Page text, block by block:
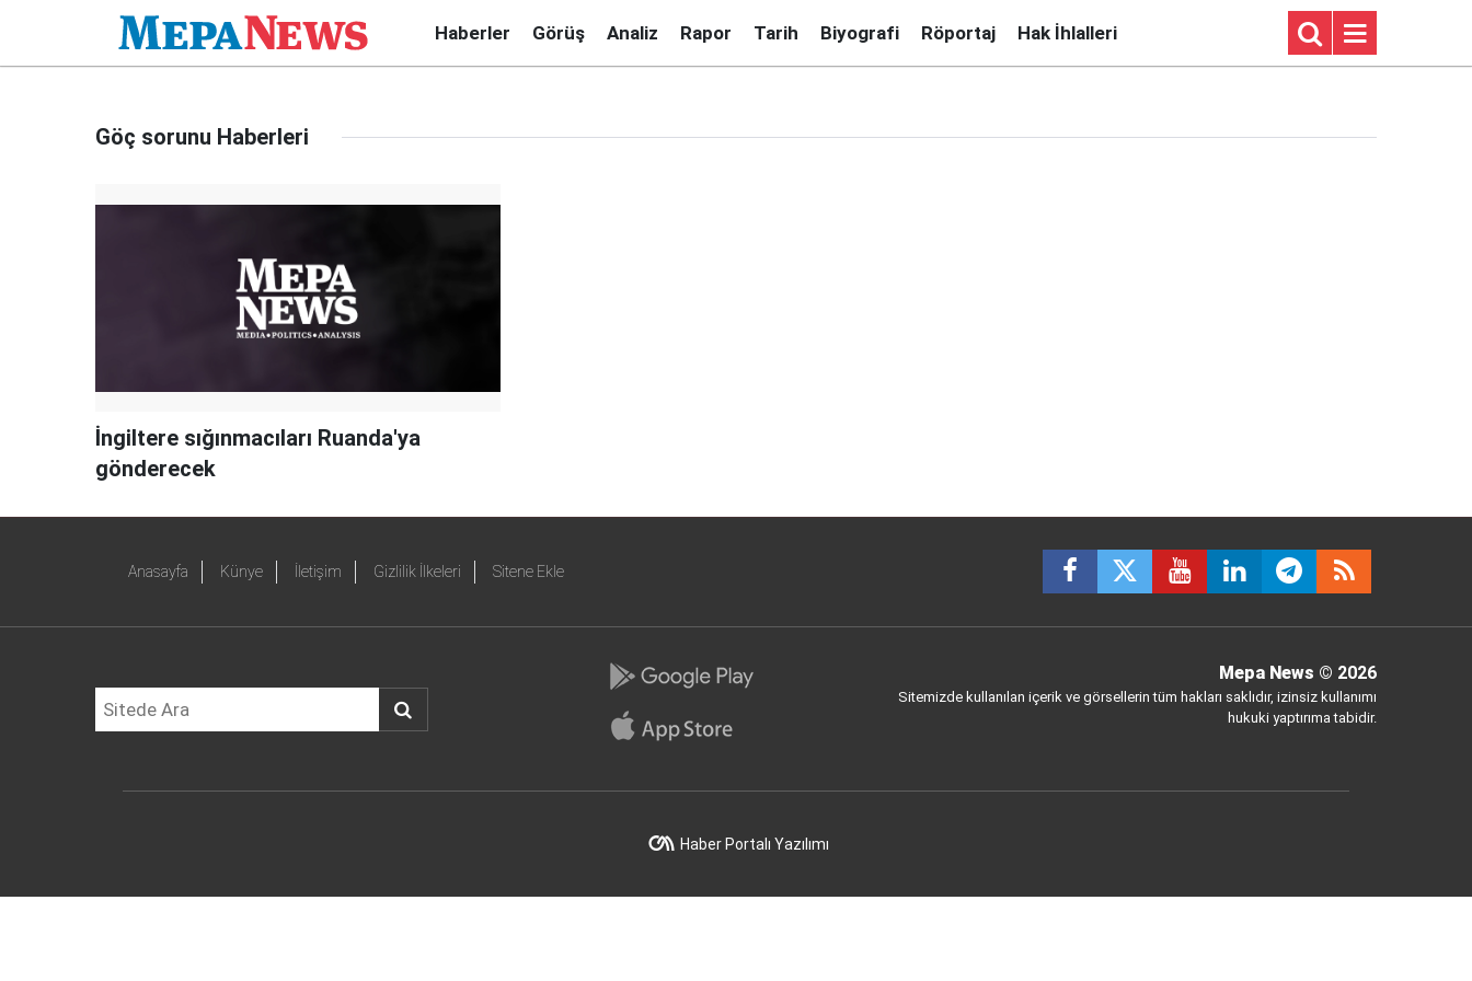
Haberler Görüş Analiz Rapor Tarih Biyografi Röportaj Hak İhlalleri
Göç sorunu Haberleri
İngiltere sığınmacıları Ruanda'ya
gönderecek
Anasayfa Künye İletişim Gizlilik İlkeleri Sitene Ekle
Mepa News © 2026
Sitemizde kullanılan içerik ve görsellerin tüm hakları saklıdır, izinsiz kullanımı
hukuki yaptırıma tabidir.
Haber Portalı Yazılımı